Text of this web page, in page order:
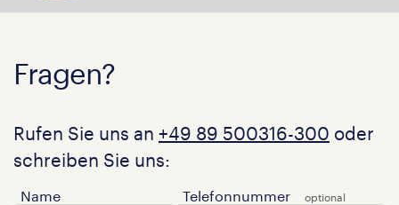
Fragen?
Rufen Sie uns an +49 89 500316-300 oder
schreiben Sie uns:
Name Telefonnummer